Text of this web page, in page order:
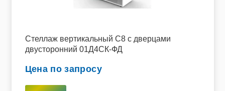
Стеллаж вертикальный C8 с дверцами
двусторонний 01Д4СК-ФД
Цена по запросу